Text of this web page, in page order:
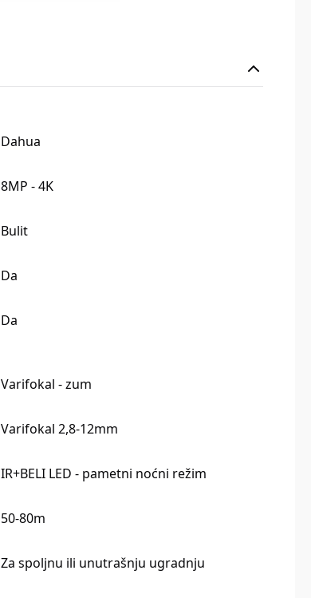
Dahua
8MP - 4K
Bulit
Da
Da
Varifokal - zum
Varifokal 2,8-12mm
IR+BELI LED - pametni noćni režim
50-80m
Za spoljnu ili unutrašnju ugradnju